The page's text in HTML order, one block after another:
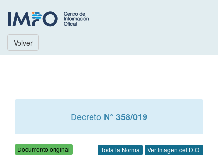
Volver
Decreto N° 358/019
Documento original Toda la Norma Ver Imagen del D.O.